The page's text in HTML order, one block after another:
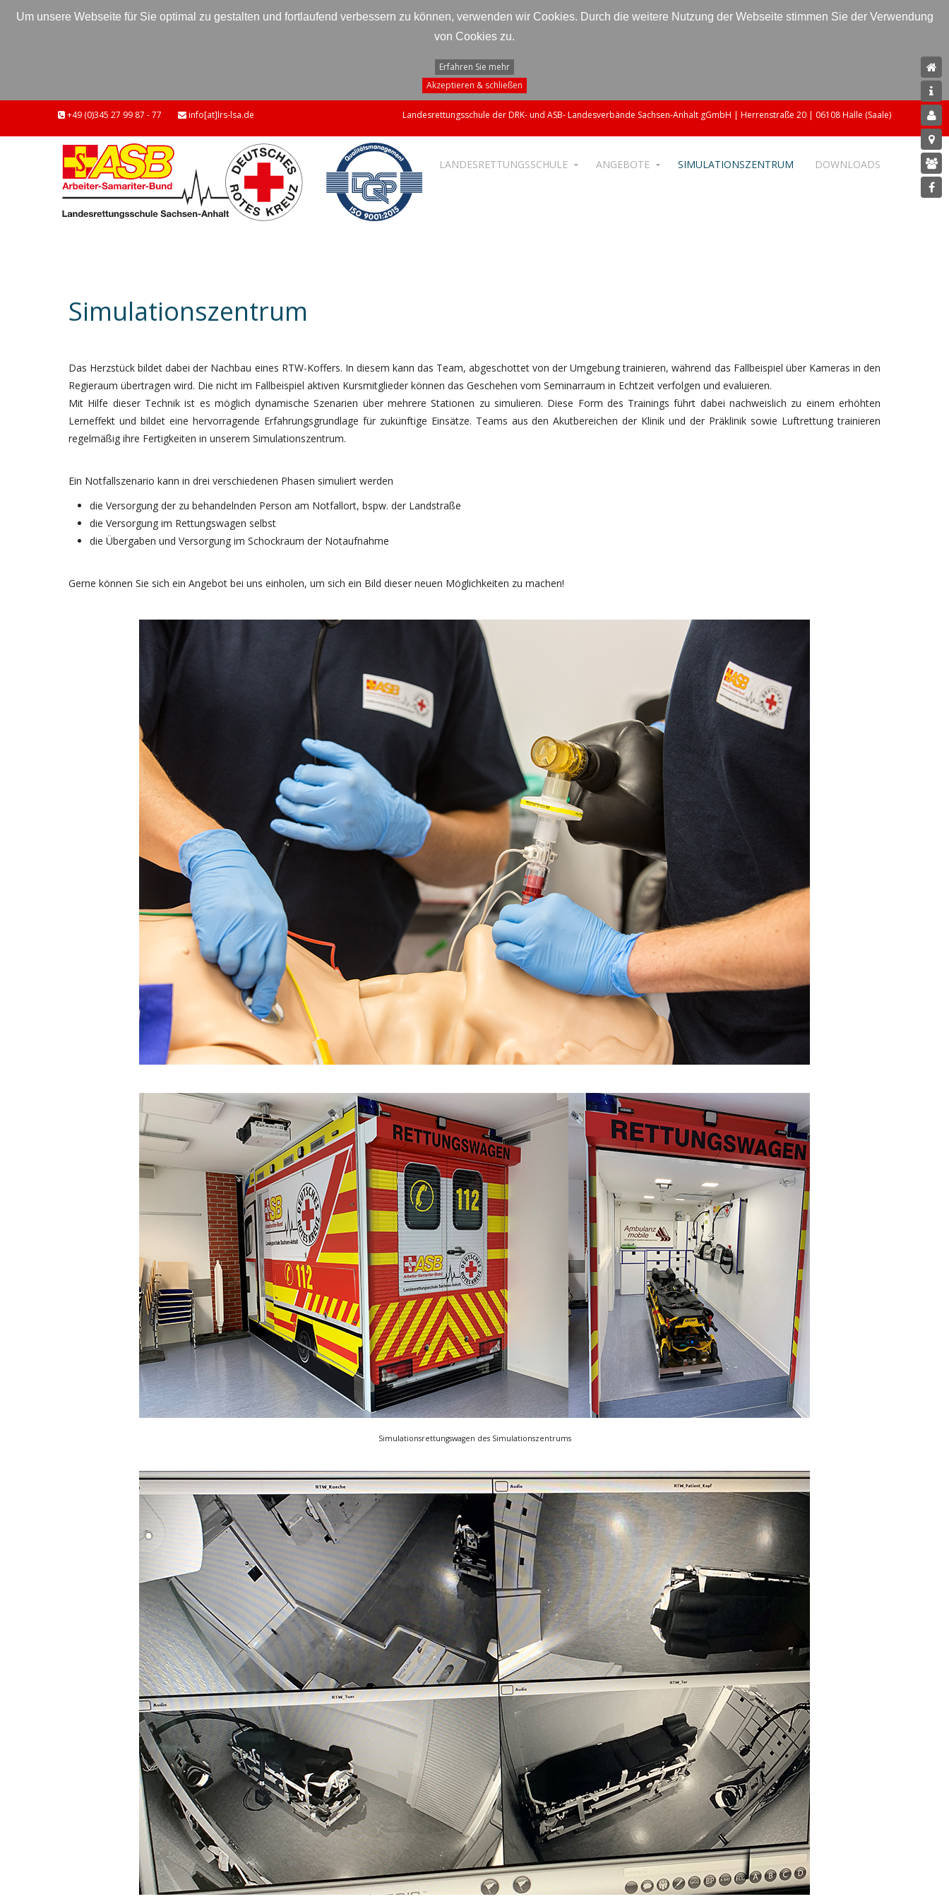
Um unsere Webseite für Sie optimal zu gestalten und fortlaufend verbessern zu können, verwenden wir Cookies. Durch die weitere Nutzung der Webseite stimmen Sie der Verwendung
von Cookies zu.
Erfahren Sie mehr
Akzeptieren & schließen
+49 (0)345 27 99 87 - 77 info[at]lrs-lsa.de Landesrettungsschule der DRK- und ASB- Landesverbände Sachsen-Anhalt gGmbH | Herrenstraße 20 | 06108 Halle (Saale)
LANDESRETTUNGSSCHULE ANGEBOTE SIMULATIONSZENTRUM DOWNLOADS
Simulationszentrum
Das Herzstück bildet dabei der Nachbau eines RTW-Koffers. In diesem kann das Team, abgeschottet von der Umgebung trainieren, während das Fallbeispiel über Kameras in den
Regieraum übertragen wird. Die nicht im Fallbeispiel aktiven Kursmitglieder können das Geschehen vom Seminarraum in Echtzeit verfolgen und evaluieren.
Mit Hilfe dieser Technik ist es möglich dynamische Szenarien über mehrere Stationen zu simulieren. Diese Form des Trainings führt dabei nachweislich zu einem erhöhten
Lerneffekt und bildet eine hervorragende Erfahrungsgrundlage für zukünftige Einsätze. Teams aus den Akutbereichen der Klinik und der Präklinik sowie Luftrettung trainieren
regelmäßig ihre Fertigkeiten in unserem Simulationszentrum.
Ein Notfallszenario kann in drei verschiedenen Phasen simuliert werden
die Versorgung der zu behandelnden Person am Notfallort, bspw. der Landstraße
die Versorgung im Rettungswagen selbst
die Übergaben und Versorgung im Schockraum der Notaufnahme
Gerne können Sie sich ein Angebot bei uns einholen, um sich ein Bild dieser neuen Möglichkeiten zu machen!
Simulationsrettungswagen des Simulationszentrums